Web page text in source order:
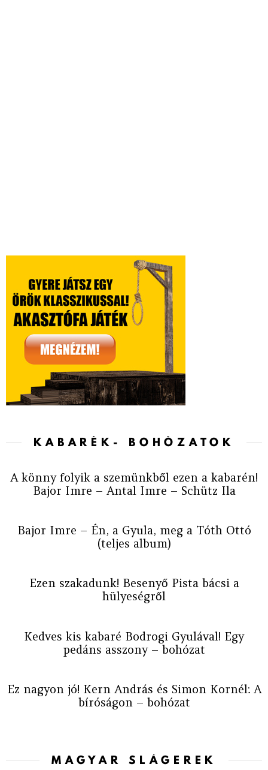
KABARÉK- BOHÓZATOK
A könny folyik a szemünkből ezen a kabarén!
Bajor Imre – Antal Imre – Schütz Ila
Bajor Imre – Én, a Gyula, meg a Tóth Ottó
(teljes album)
Ezen szakadunk! Besenyő Pista bácsi a
hülyeségről
Kedves kis kabaré Bodrogi Gyulával! Egy
pedáns asszony – bohózat
Ez nagyon jó! Kern András és Simon Kornél: A
bíróságon – bohózat
MAGYAR SLÁGEREK